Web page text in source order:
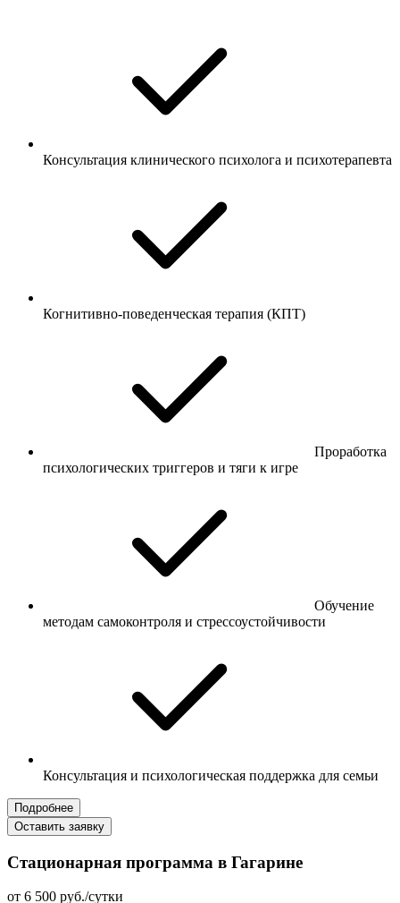
Консультация клинического психолога и психотерапевта
Когнитивно-поведенческая терапия (КПТ)
Проработка
психологических триггеров и тяги к игре
Обучение
методам самоконтроля и стрессоустойчивости
Консультация и психологическая поддержка для семьи
Подробнее
Оставить заявку
Стационарная программа в Гагарине
от 6 500 руб./сутки